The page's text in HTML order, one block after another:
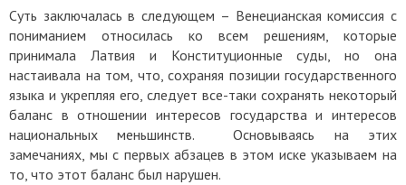
Суть заключалась в следующем – Венецианская комиссия с
пониманием относилась ко всем решениям, которые
принимала Латвия и Конституционные суды, но она
настаивала на том, что, сохраняя позиции государственного
языка и укрепляя его, следует все-таки сохранять некоторый
баланс в отношении интересов государства и интересов
национальных меньшинств. Основываясь на этих
замечаниях, мы с первых абзацев в этом иске указываем на
то, что этот баланс был нарушен.